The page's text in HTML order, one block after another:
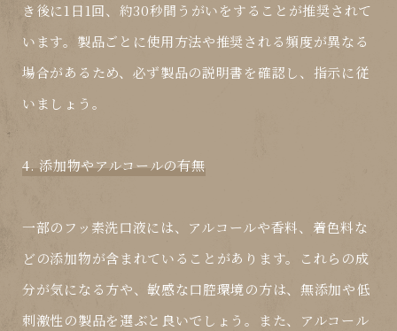
き後に1日1回、約30秒間うがいをすることが推奨されて
います。製品ごとに使用方法や推奨される頻度が異なる
場合があるため、必ず製品の説明書を確認し、指示に従
いましょう。
4. 添加物やアルコールの有無
一部の フッ素洗口液には、アルコールや香料、着色料な
どの添加物が含まれていることがあります。これらの成
分が気になる方や、敏感な口腔環境の方は、無添加や低
刺激性の製品を選ぶと良いでしょう。また、アルコール